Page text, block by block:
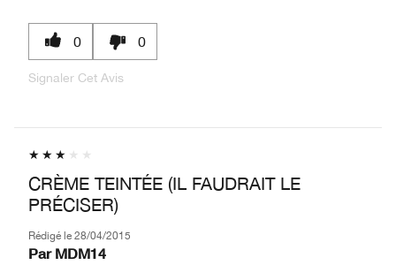
0 0
Signaler Cet Avis
CRÈME TEINTÉE (IL FAUDRAIT LE
PRÉCISER)
Rédigé le 28/04/2015
Par MDM14